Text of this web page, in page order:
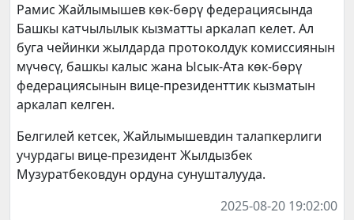
Рамис Жайлымышев көк-бөрү федерациясында
Башкы катчылылык кызматты аркалап келет. Ал
буга чейинки жылдарда протоколдук комиссиянын
мүчөсү, башкы калыс жана Ысык-Ата көк-бөрү
федерациясынын вице-президенттик кызматын
аркалап келген.
Белгилей кетсек, Жайлымышевдин талапкерлиги
учурдагы вице-президент Жылдызбек
Музуратбековдун ордуна сунушталууда.
2025-08-20 19:02:00